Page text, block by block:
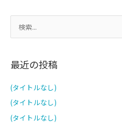
索
象
最近の投稿
(タイトルなし)
(タイトルなし)
(タイトルなし)